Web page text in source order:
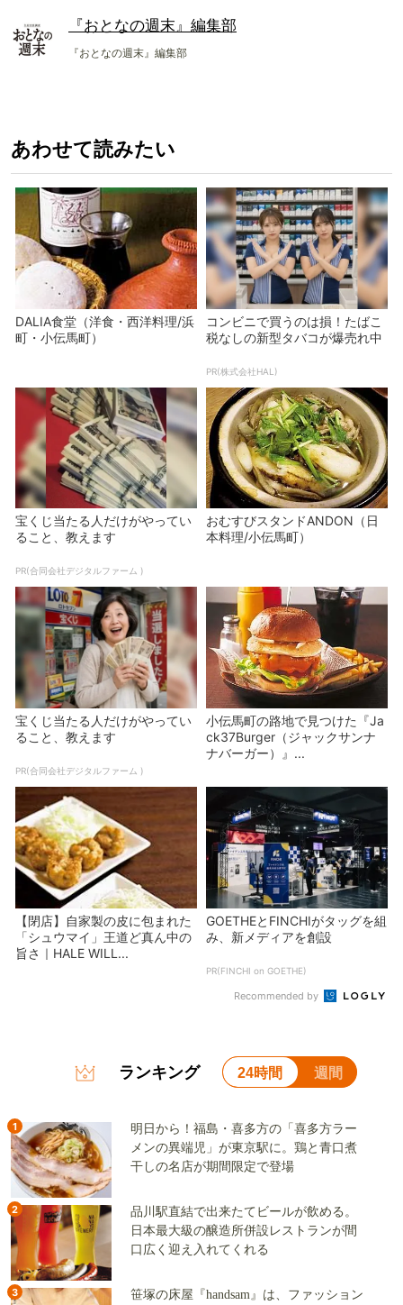
『おとなの週末』編集部
『おとなの週末』編集部
あわせて読みたい
DALIA食堂（洋食・西洋料理/浜
町・小伝馬町）
コンビニで買うのは損！たばこ
税なしの新型タバコが爆売れ中
PR(株式会社HAL)
宝くじ当たる人だけがやってい
ること、教えます
PR(合同会社デジタルファーム )
おむすびスタンドANDON（日
本料理/小伝馬町）
宝くじ当たる人だけがやってい
ること、教えます
PR(合同会社デジタルファーム )
小伝馬町の路地で見つけた『Ja
ck37Burger（ジャックサンナ
ナバーガー）』...
【閉店】自家製の皮に包まれた
「シュウマイ」王道ど真ん中の
旨さ｜HALE WILL...
GOETHEとFINCHIがタッグを組
み、新メディアを創設
PR(FINCHI on GOETHE)
Recommended by
ランキング 24時間 週間
1
明日から！福島・喜多方の「喜多方ラー
メンの異端児」が東京駅に。鶏と青口煮
干しの名店が期間限定で登場
2
品川駅直結で出来たてビールが飲める。
日本最大級の醸造所併設レストランが間
口広く迎え入れてくれる
3 笹塚の床屋『handsam』は、ファッション